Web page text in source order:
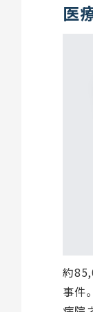
医
約
事件。